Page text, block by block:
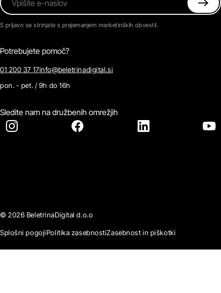
Vpišite e-naslov
S prijavo se strinjate s prejemanjem marketinških obvestil.
Potrebujete pomoč?
01 200 37 17info@beletrinadigital.si
pon. - pet. / 9h do 16h
Sledite nam na družbenih omrežjih
© 2026 BeletrinaDigital d.o.o
Splošni pogojiPolitika zasebnostiZasebnost in piškotki